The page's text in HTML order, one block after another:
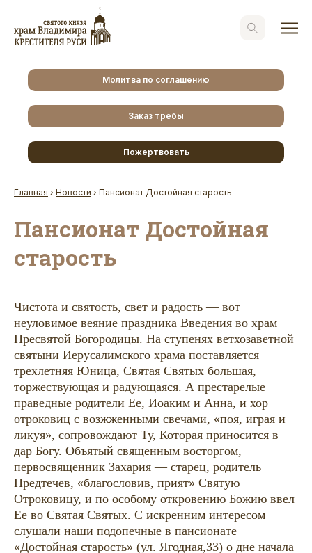
Молитва по соглашению
Заказ требы
Пожертвовать
Главная › Новости › Пансионат Достойная старость
Пансионат Достойная
старость
Чистота и святость, свет и радость — вот
неуловимое веяние праздника Введения во храм
Пресвятой Богородицы. На ступенях ветхозаветной
святыни Иерусалимского храма поставляется
трехлетняя Юница, Святая Святых большая,
торжествующая и радующаяся. А престарелые
праведные родители Ее, Иоаким и Анна, и хор
отроковиц с возжженными свечами, «поя, играя и
ликуя», сопровождают Ту, Которая приносится в
дар Богу. Объятый священным восторгом,
первосвященник Захария — старец, родитель
Предтечев, «благословив, прият» Святую
Отроковицу, и по особому откровению Божию ввел
Ее во Святая Святых. С искренним интересом
слушали наши подопечные в пансионате
«Достойная старость» (ул. Ягодная,33) о дне начала